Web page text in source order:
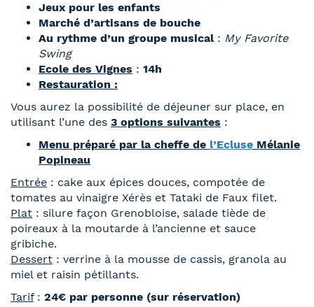
Jeux pour les enfants
Marché d’artisans de bouche
Au rythme d’un groupe musical: My Favorite
Swing
Ecole des Vignes : 14h
Restauration :
Vous aurez la possibilité de déjeuner sur place, en
utilisant l’une des 3 options suivantes :
Menu préparé par la cheffe de l’Ecluse Mélanie
Popineau
Entrée : cake aux épices douces, compotée de
tomates au vinaigre Xérès et Tataki de Faux filet.
Plat : silure façon Grenobloise, salade tiède de
poireaux à la moutarde à l’ancienne et sauce
gribiche.
Dessert : verrine à la mousse de cassis, granola au
miel et raisin pétillants.
Tarif: 24€ par personne (sur réservation)